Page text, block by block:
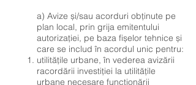
a) Avize și/sau acorduri obținute pe
plan local, prin grija emitentului
autorizației, pe baza fișelor tehnice și
care se includ în acordul unic pentru:
utilitățile urbane, în vederea avizării
racordării investiției la utilitățile
urbane necesare funcționării